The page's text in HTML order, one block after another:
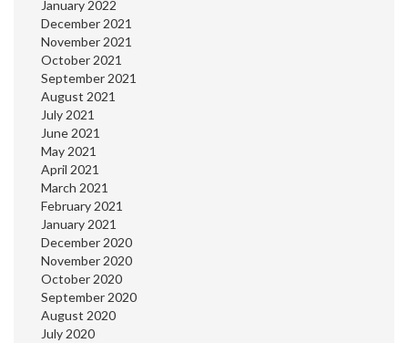
January 2022
December 2021
November 2021
October 2021
September 2021
August 2021
July 2021
June 2021
May 2021
April 2021
March 2021
February 2021
January 2021
December 2020
November 2020
October 2020
September 2020
August 2020
July 2020